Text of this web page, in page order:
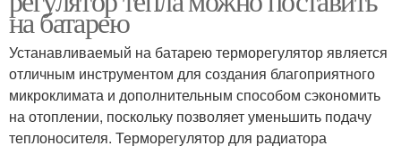
на батарею
Устанавливаемый на батарею терморегулятор является
отличным инструментом для создания благоприятного
микроклимата и дополнительным способом сэкономить
на отоплении, поскольку позволяет уменьшить подачу
теплоносителя. Терморегулятор для радиатора